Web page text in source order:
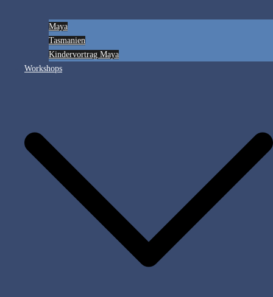
Maya
Tasmanien
Kindervortrag Maya
Workshops